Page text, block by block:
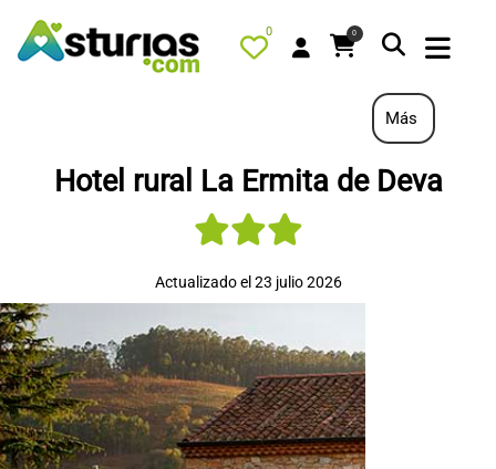
0 0
QUÉ HACER
ALOJAMIENTOS
RESTAURANTES
TURISMO ACTIVO
TIENDA
AGENDA
Más
Hotel rural La Ermita de Deva
Actualizado el 23 julio 2026